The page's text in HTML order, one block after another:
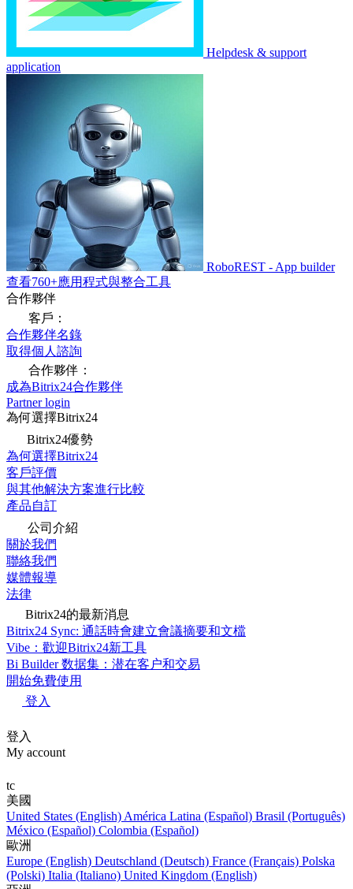
Helpdesk & support
application
RoboREST - App builder
查看760+應用程式與整合工具
合作夥伴
客戶：
合作夥伴名錄
取得個人諮詢
合作夥伴：
成為Bitrix24合作夥伴
Partner login
為何選擇Bitrix24
Bitrix24優勢
為何選擇Bitrix24
客戶評價
與其他解決方案進行比較
產品自訂
公司介紹
關於我們
聯絡我們
媒體報導
法律
Bitrix24的最新消息
Bitrix24 Sync: 通話時會建立會議摘要和文檔
Vibe：歡迎Bitrix24新工具
Bi Builder 数据集：潜在客户和交易
開始免費使用
登入
登入
My account
tc
美國
United States (English) América Latina (Español) Brasil (Português)
México (Español) Colombia (Español)
歐洲
Europe (English) Deutschland (Deutsch) France (Français) Polska
(Polski) Italia (Italiano) United Kingdom (English)